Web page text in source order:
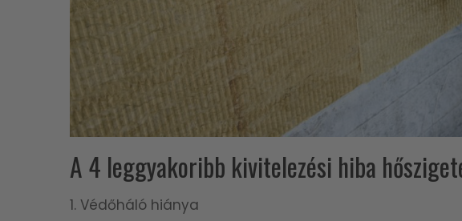
A 4 leggyakoribb kivitelezési hiba
1. Védőháló hiánya